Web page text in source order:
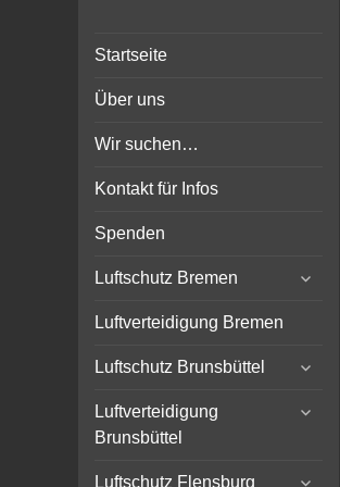
Bunker-Kiel.com
Wilhelmshaven Flensburg
Rendsburg Luftschutz Stollen
Startseite
Über uns
Wir suchen…
Kontakt für Infos
Spenden
Luftschutz Bremen
expand
Luftverteidigung Bremen
Luftschutz Brunsbüttel
expand
menu
Luftverteidigung
Brunsbüttel
expand
Luftschutz Flensburg
expand